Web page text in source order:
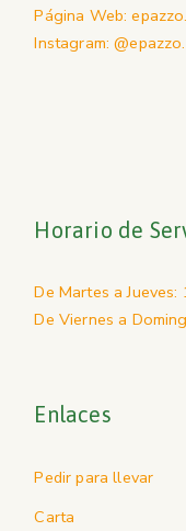
Página Web:
Instagram:
Horario de
De Martes a
De Viernes a
Enlaces
Pedir para llevar
Carta